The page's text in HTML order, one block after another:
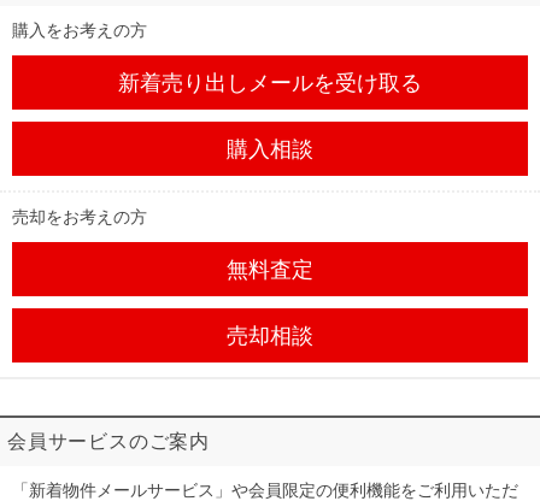
購入をお考えの方
新着売り出しメールを受け取る
購入相談
売却をお考えの方
無料査定
売却相談
会員サービスのご案内
「新着物件メールサービス」や会員限定の便利機能をご利用いただ